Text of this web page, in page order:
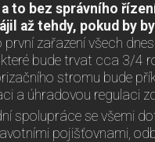
to bez správního
až tehdy, pokud by
první zařazení všech
bude trvat cca 3/4
stromu bude
a úhradovou regulaci
spolupráce se všemi
pojišťovnami,